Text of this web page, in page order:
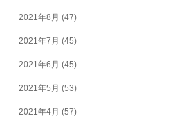
2021年8月 (47)
2021年7月 (45)
2021年6月 (45)
2021年5月 (53)
2021年4月 (57)